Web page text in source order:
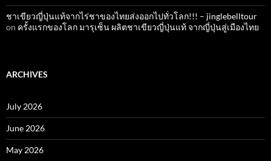
ชาเขียวญี่ปุ่นแท้จากไร่ชาของไทยส่งออกไปทั่วโลก!!! – jinglebelltour
on ครั้งแรกของโลก มารุเซ็น ผลิตชาเขียวญี่ปุ่นแท้ จากญี่ปุ่นสู่เมืองไทย
ARCHIVES
July 2026
June 2026
May 2026